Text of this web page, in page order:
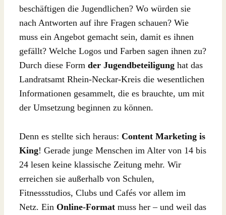
beschäftigen die Jugendlichen? Wo würden sie
nach Antworten auf ihre Fragen schauen? Wie
muss ein Angebot gemacht sein, damit es ihnen
gefällt? Welche Logos und Farben sagen ihnen zu?
Durch diese Form der Jugendbeteiligung hat das
Landratsamt Rhein-Neckar-Kreis die wesentlichen
Informationen gesammelt, die es brauchte, um mit
der Umsetzung beginnen zu können.
Denn es stellte sich heraus: Content Marketing is
King! Gerade junge Menschen im Alter von 14 bis
24 lesen keine klassische Zeitung mehr. Wir
erreichen sie außerhalb von Schulen,
Fitnessstudios, Clubs und Cafés vor allem im
Netz. Ein Online-Format muss her – und weil das